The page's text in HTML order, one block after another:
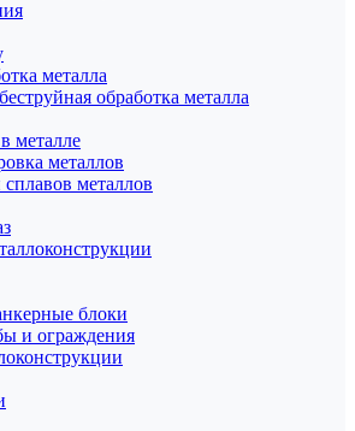
металла
обработка металла
металле
металлов
металлов
блоки
и ограждения